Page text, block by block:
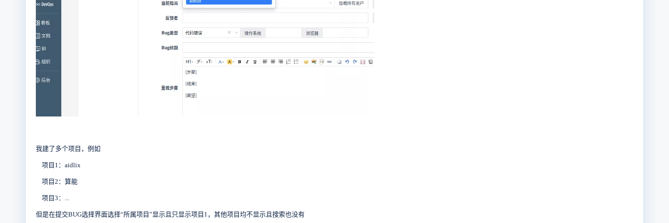
我建了多个项目，例如
项目1：aidlix
项目2：算能
项目3：...
但是在提交BUG选择界面选择“所属项目”显示且只显示项目1，其他项目均不显示且搜索也没有